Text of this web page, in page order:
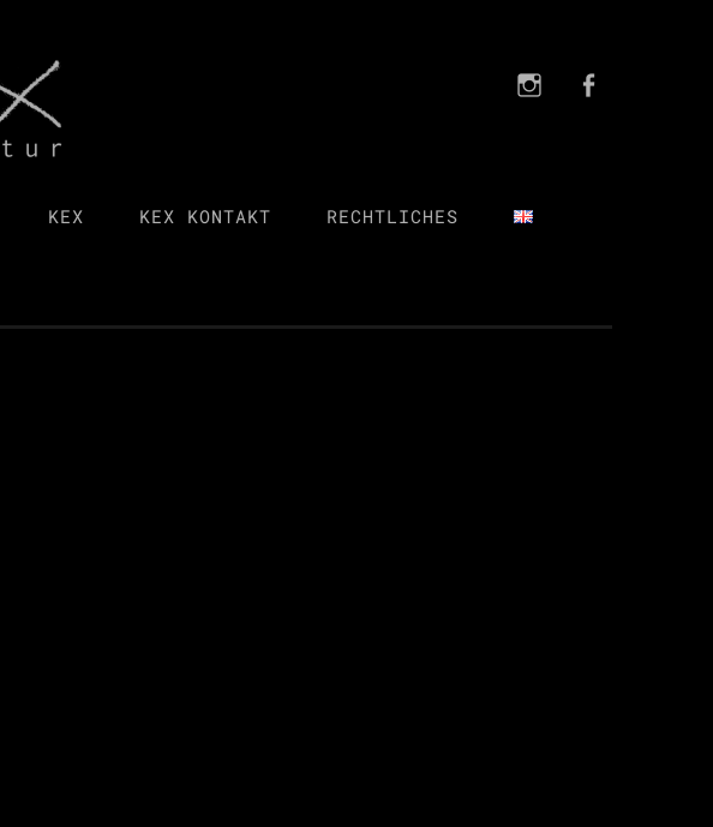
KEX KEX KONTAKT RECHTLICHES